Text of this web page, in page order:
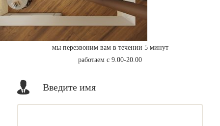
мы перезвоним вам в течении 5 минут
работаем с 9.00-20.00
Введите имя